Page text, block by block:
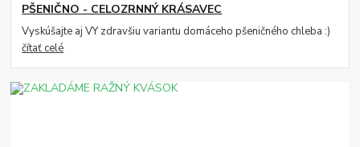
PŠENIČNO - CELOZRNNÝ KRÁSAVEC
Vyskúšajte aj VY zdravšiu variantu domáceho pšeničného chleba :)
čítať celé